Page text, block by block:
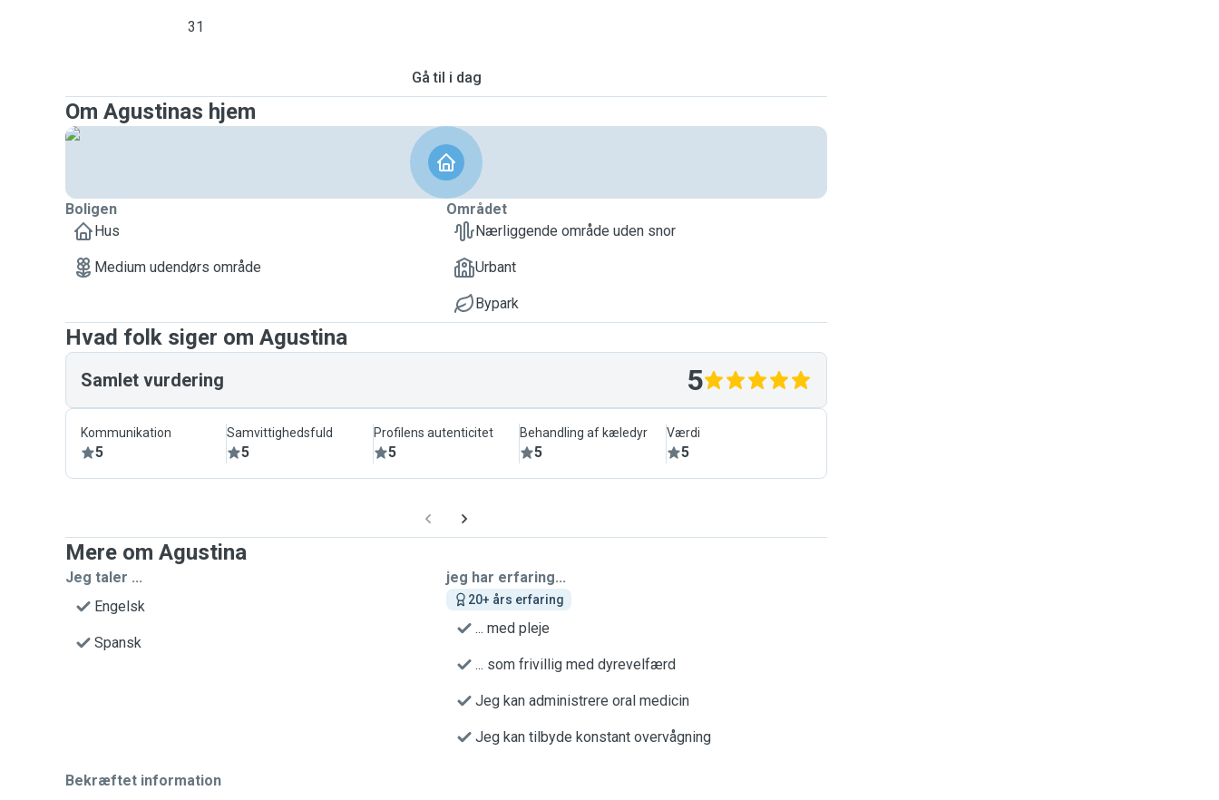
31
Gå til i dag
Om Agustinas hjem
Boligen
Hus
Medium udendørs område
Området
Nærliggende område uden snor
Urbant
Bypark
Hvad folk siger om Agustina
Samlet vurdering 5
Kommunikation
5
Samvittighedsfuld
5
Profilens autenticitet
5
Behandling af kæledyr
5
Værdi
5
Mere om Agustina
Jeg taler ...
Engelsk
Spansk
jeg har erfaring...
20+ års erfaring
... med pleje
... som frivillig med dyrevelfærd
Jeg kan administrere oral medicin
Jeg kan tilbyde konstant overvågning
Bekræftet information